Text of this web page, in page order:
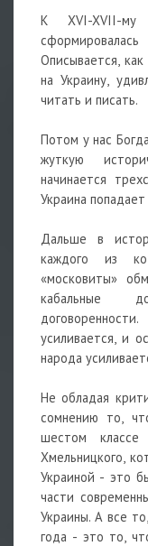
К XVI-XVII-му
Описывается,
на Украину,
читать и писать.
Потом у нас
жуткую
начинается
Украина
Дальше в
каждого из
«московиты»
кабальные
усиливается, и
народа
Не обладая
сомнению то,
шестом
Хмельницкого,
Украиной - это
части
Украины. А все
года - это то,